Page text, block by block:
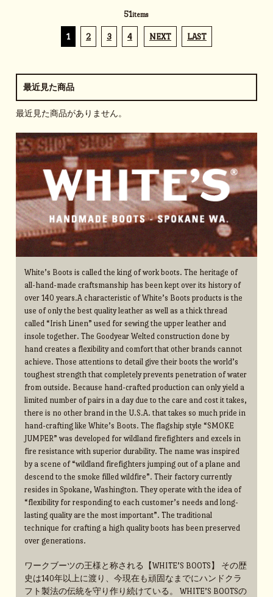
51items
1 2 3 4 NEXT LAST
最近見た商品
最近見た商品がありません。
White’s Boots is called the king of work boots. The heritage of
all-hand-made craftsmanship has been kept over its history of
over 140 years.A characteristic of White’s Boots products is the
use of only the best quality leather as well as a thick thread
called “Irish Linen” used for sewing the upper leather and
insole together. The Goodyear Welted construction done by
hand creates a flexibility and comfort that other brands cannot
achieve. Those attentions to detail give their boots the world’s
toughest strength that completely prevents penetration of water
from outside. Because hand-crafted production can only yield a
limited number of pairs in a day due to the care and cost it takes,
there is no other brand in the U.S.A. that takes so much pride in
hand-crafting like White’s Boots. The flagship style “SMOKE
JUMPER” was developed for wildland firefighters and excels in
fire resistance with superior durability. The name was inspired
by a scene of “wildland firefighters jumping out of a plane and
descend to the smoke filled wildfire”. Their factory currently
resides in Spokane, Washington. They operate with the idea of
“flexibility for responding to each customer’s needs and long-
lasting quality are the most important”. The traditional
technique for crafting a high quality boots has been preserved
over generations.
ワークブーツの王様と称される【WHITE’S BOOTS】 その歴
史は140年以上に渡り、今現在も頑固なまでにハンドクラ
フト製法の伝統を守り作り続けている。 WHITE’S BOOTSの